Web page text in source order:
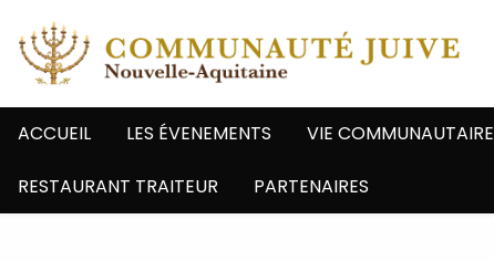
ACCUEIL LES ÉVENEMENTS VIE COMMUNAUTAIRE
RESTAURANT TRAITEUR PARTENAIRES